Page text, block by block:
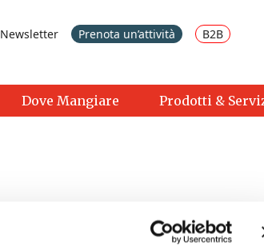
Newsletter Prenota un’attività B2B
Dove Mangiare Prodotti &